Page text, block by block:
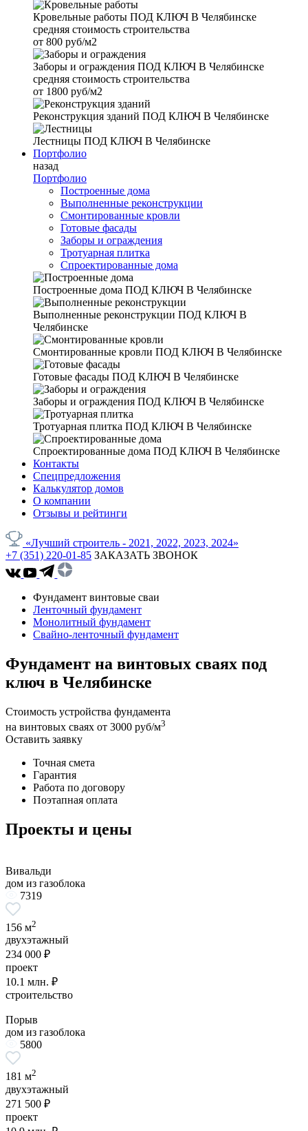
Кровельные работы ПОД КЛЮЧ В Челябинске
средняя стоимость строительства
от 800 руб/м2
Заборы и ограждения ПОД КЛЮЧ В Челябинске
средняя стоимость строительства
от 1800 руб/м2
Реконструкция зданий ПОД КЛЮЧ В Челябинске
Лестницы ПОД КЛЮЧ В Челябинске
Портфолио
назад
Портфолио
Построенные дома
Выполненные реконструкции
Смонтированные кровли
Готовые фасады
Заборы и ограждения
Тротуарная плитка
Спроектированные дома
Построенные дома ПОД КЛЮЧ В Челябинске
Выполненные реконструкции ПОД КЛЮЧ В
Челябинске
Смонтированные кровли ПОД КЛЮЧ В Челябинске
Готовые фасады ПОД КЛЮЧ В Челябинске
Заборы и ограждения ПОД КЛЮЧ В Челябинске
Тротуарная плитка ПОД КЛЮЧ В Челябинске
Спроектированные дома ПОД КЛЮЧ В Челябинске
Контакты
Спецпредложения
Калькулятор домов
О компании
Отзывы и рейтинги
«Лучший строитель - 2021, 2022, 2023, 2024»
+7 (351) 220-01-85 ЗАКАЗАТЬ ЗВОНОК
Фундамент винтовые сваи
Ленточный фундамент
Монолитный фундамент
Свайно-ленточный фундамент
Фундамент на винтовых сваях под
ключ в Челябинске
Стоимость устройства фундамента
на винтовых сваях от 3000 руб/м3
Оставить заявку
Точная смета
Гарантия
Работа по договору
Поэтапная оплата
Проекты и цены
Вивальди
дом из газоблока
7319
156 м2
двухэтажный
234 000 ₽
проект
10.1 млн. ₽
строительство
Порыв
дом из газоблока
5800
181 м2
двухэтажный
271 500 ₽
проект